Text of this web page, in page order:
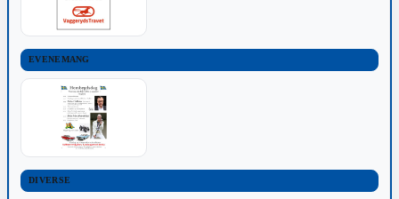
EVENEMANG
DIVERSE